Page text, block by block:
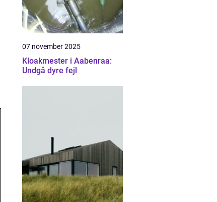
07 november 2025
Kloakmester i Aabenraa:
Undgå dyre fejl